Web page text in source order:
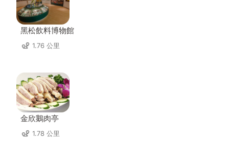
黑松飲料博物館
1.76 公里
金欣鵝肉亭
1.78 公里